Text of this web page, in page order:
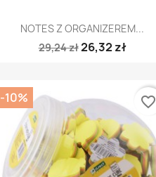
Szybki podgląd
NOTES Z ORGANIZEREM...
29,24 zł26,32 zł
-10% favorite_border